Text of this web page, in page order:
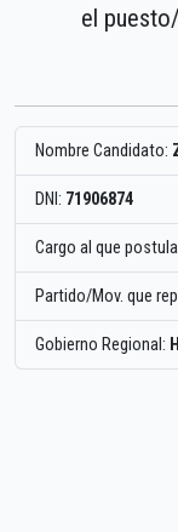
el
Nombre Candidato:
DNI: 71906874
Cargo al que
Partido/Mov. que
Gobierno Regional: